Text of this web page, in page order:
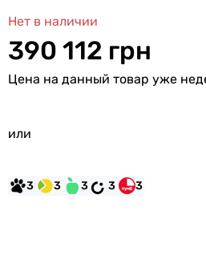
Нет в наличии
390 112 грн
Цена на данный товар уже
или
3 3 3 3 3